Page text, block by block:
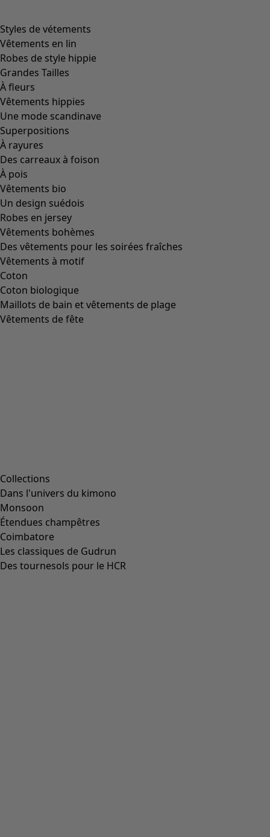
Styles de vétements
Vêtements en lin
Robes de style hippie
Grandes Tailles
À fleurs
Vêtements hippies
Une mode scandinave
Superpositions
À rayures
Des carreaux à foison
À pois
Vêtements bio
Un design suédois
Robes en jersey
Vêtements bohèmes
Des vêtements pour les soirées fraîches
Vêtements à motif
Coton
Coton biologique
Maillots de bain et vêtements de plage
Vêtements de fête
Collections
Dans l'univers du kimono
Monsoon
Étendues champêtres
Coimbatore
Les classiques de Gudrun
Des tournesols pour le HCR